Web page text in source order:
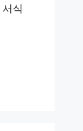
식